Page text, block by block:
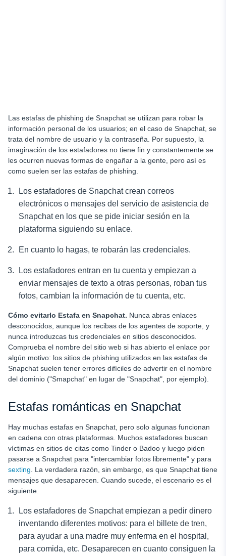
Las estafas de phishing de Snapchat se utilizan para robar la
información personal de los usuarios; en el caso de Snapchat, se
trata del nombre de usuario y la contraseña. Por supuesto, la
imaginación de los estafadores no tiene fin y constantemente se
les ocurren nuevas formas de engañar a la gente, pero así es
como suelen ser las estafas de phishing.
Los estafadores de Snapchat crean correos
electrónicos o mensajes del servicio de asistencia de
Snapchat en los que se pide iniciar sesión en la
plataforma siguiendo su enlace.
En cuanto lo hagas, te robarán las credenciales.
Los estafadores entran en tu cuenta y empiezan a
enviar mensajes de texto a otras personas, roban tus
fotos, cambian la información de tu cuenta, etc.
Cómo evitarlo Estafa en Snapchat. Nunca abras enlaces
desconocidos, aunque los recibas de los agentes de soporte, y
nunca introduzcas tus credenciales en sitios desconocidos.
Comprueba el nombre del sitio web si has abierto el enlace por
algún motivo: los sitios de phishing utilizados en las estafas de
Snapchat suelen tener errores difíciles de advertir en el nombre
del dominio ("Smapchat" en lugar de "Snapchat", por ejemplo).
Estafas románticas en Snapchat
Hay muchas estafas en Snapchat, pero solo algunas funcionan
en cadena con otras plataformas. Muchos estafadores buscan
víctimas en sitios de citas como Tinder o Badoo y luego piden
pasarse a Snapchat para "intercambiar fotos libremente" y para
sexting . La verdadera razón, sin embargo, es que Snapchat tiene
mensajes que desaparecen. Cuando sucede, el escenario es el
siguiente.
Los estafadores de Snapchat empiezan a pedir dinero
inventando diferentes motivos: para el billete de tren,
para ayudar a una madre muy enferma en el hospital,
para comida, etc. Desaparecen en cuanto consiguen la